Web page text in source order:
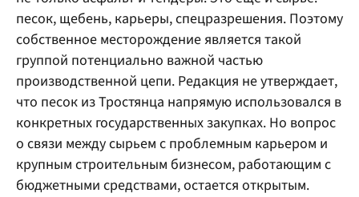
песок, щебень, карьеры, спецразрешения. Поэтому
собственное месторождение является такой
группой потенциально важной частью
производственной цепи. Редакция не утверждает,
что песок из Тростянца напрямую использовался в
конкретных государственных закупках. Но вопрос
о связи между сырьем с проблемным карьером и
крупным строительным бизнесом, работающим с
бюджетными средствами, остается открытым.